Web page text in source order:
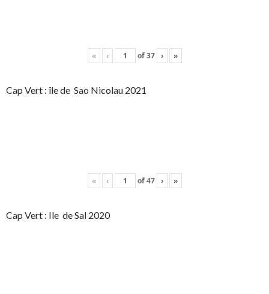
« ‹ of37 › »
Cap Vert : île de Sao Nicolau 2021
« ‹ of47 › »
Cap Vert : Ile de Sal 2020